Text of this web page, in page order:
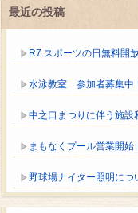
最近の投稿
R7.スポーツの日無料開
水泳教室 参加者募集中
中之口まつりに伴う施設
まもなくプール営業開始
野球場ナイター照明につ